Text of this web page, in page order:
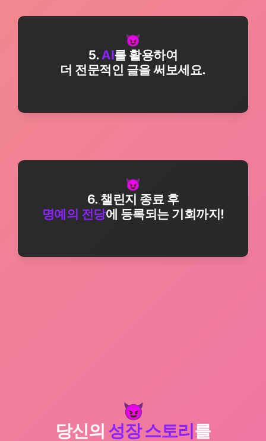
5. AI를 활용하여
더 전문적인 글을 써보세요.
6. 챌린지 종료 후
명예의 전당에 등록되는 기회까지!
당신의 성장 스토리 를